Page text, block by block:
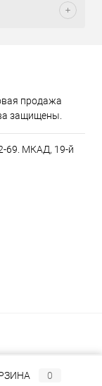
продажа
защищены.
69. МКАД, 19-й
0